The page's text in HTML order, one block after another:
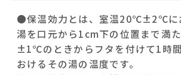
●保温効力とは、室温20℃±2℃に
湯を口元から1cm下の位置まで満
±1℃のときからフタを付けて1時
おけるその湯の温度です。